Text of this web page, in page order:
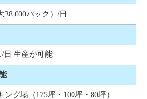
38,000パック）/日
日 生産が可能
グ場（175坪・100坪・80坪）